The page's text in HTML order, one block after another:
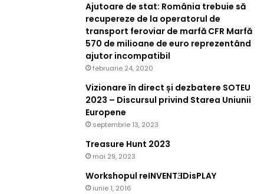
Ajutoare de stat: România trebuie să
recupereze de la operatorul de
transport feroviar de marfă CFR Marfă
570 de milioane de euro reprezentând
ajutor incompatibil
februarie 24, 2020
Vizionare în direct și dezbatere SOTEU
2023 – Discursul privind Starea Uniunii
Europene
septembrie 13, 2023
Treasure Hunt 2023
mai 29, 2023
Workshopul reINVENTƎDisPLAY
iunie 1, 2016